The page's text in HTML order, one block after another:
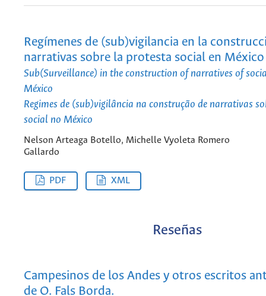
Regímenes de (sub)vigilancia en la
narrativas sobre la protesta social en México
Sub(Surveillance) in the construction of narratives of
México
Regimes de (sub)vigilância na construção de narrativas
social no México
Nelson Arteaga Botello, Michelle Vyoleta Romero
Gallardo
PDF XML
Reseñas
Campesinos de los Andes y otros escritos
de O. Fals Borda.